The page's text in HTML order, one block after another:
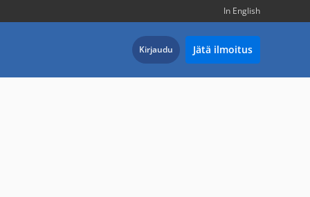
In English
Kirjaudu Jätä ilmoitus